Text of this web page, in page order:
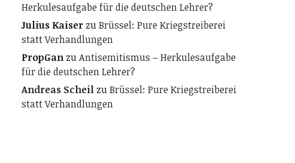
Herkulesaufgabe für die deutschen Lehrer?
Julius KaiserzuBrüssel: Pure Kriegstreiberei
statt Verhandlungen
PropGanzuAntisemitismus – Herkulesaufgabe
für die deutschen Lehrer?
Andreas ScheilzuBrüssel: Pure Kriegstreiberei
statt Verhandlungen